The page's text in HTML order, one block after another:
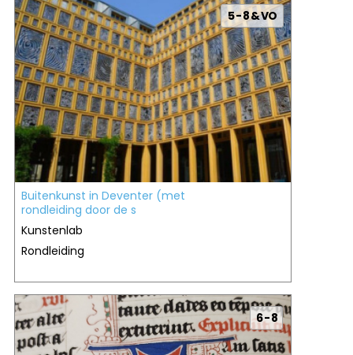
5 - 8 & VO
Buitenkunst in Deventer (met
rondleiding door de s
Kunstenlab
Rondleiding
6 - 8